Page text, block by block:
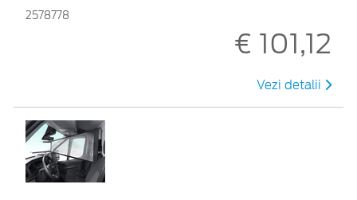
2578778
€ 101,12
Vezi detalii